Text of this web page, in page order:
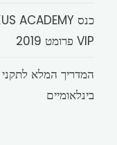
VIP פרומט 2019
המדריך המלא
בינלאומיים